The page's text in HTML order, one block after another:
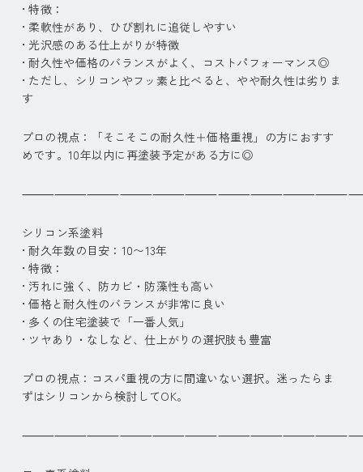
• 特徴：
• 柔軟性があり、ひび割れに追従しやすい
• 光沢感のある仕上がりが特徴
• 耐久性や価格のバランスがよく、コストパフォーマンス◎
• ただし、シリコンやフッ素と比べると、やや耐久性は劣りま
す
プロの視点：「そこそこの耐久性＋価格重視」の方におすす
めです。10年以内に再塗装予定がある方に◎
シリコン系塗料
• 耐久年数の目安： 10〜13年
• 特徴：
• 汚れに強く、防カビ・防藻性も高い
• 価格と耐久性のバランスが非常に良い
• 多くの住宅塗装で「一番人気」
• ツヤあり・なしなど、仕上がりの選択肢も豊富
プロの視点：コスパ重視の方に間違いない選択。迷ったらま
ずはシリコンから検討してOK。